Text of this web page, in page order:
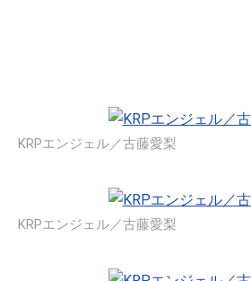
KRPエンジェル／古藤愛梨
KRPエンジェル／古藤愛梨